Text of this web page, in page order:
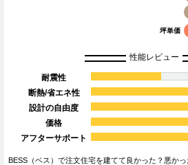
坪単価
性能レビュー
耐震性
断熱/省エネ性
設計の自由度
価格
アフターサポート
BESS（ベス）で注文住宅を建てて良かった？悪か